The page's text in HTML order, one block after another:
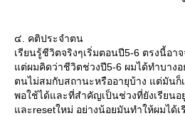
๔. คติประจำตน
เรียนรู้ชีวิตจริงๆเริ่มตอนปี5-6 ตรงนี้อา
ต่ผมคิดว่าชีวิตช่วงปี5-6 ผมได้ทำบางอ
ตนไม่สมกับสถานะหรืออายุบ้าง แต่มัน
พอใช้ได้และที่สำคัญเป็นช่วงที่ยังเรียนอ
ละresetใหม่ อย่างน้อยมันทำให้ผมได้เ